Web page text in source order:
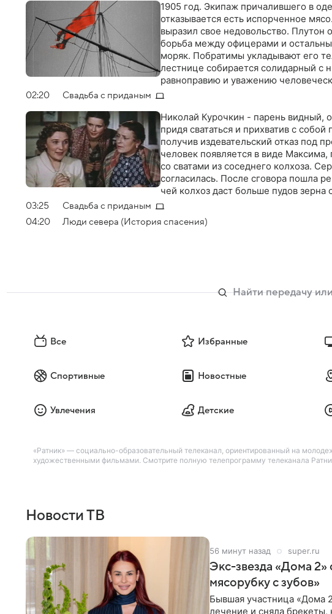
1905 год. Экипаж причалившего в
отказывается есть испорченное
выразил свое недовольство. Плутон
борьба между офицерами и
моряк. Побратимы укладывают его
лестнице собирается солидарный с
равноправию и уважению
прибывает армейский отряд и
02:20 Свадьба с приданым
Николай Курочкин - парень видный,
придя свататься и прихватив с
получив издевательский отказ под
человек появляется в виде
со сватами из соседнего колхоза.
согласилась. После сговора пошла
чей колхоз даст больше пудов зерна
03:25
Свадьба с приданым
04:20
Люди севера (История спасения)
Все Избранные
Спортивные Новостные
Увлечения Детские
«Ратник» — социально-образовательный телеканал, ориентированный на
художественными фильмами. Смотрите полную телепрограмму телеканала
Новости ТВ
56 минут назад super.ru
Экс-звезда «Дома
мясорубку с зубов»
Бывшая участница «Дома
лечение и сняла брекеты,